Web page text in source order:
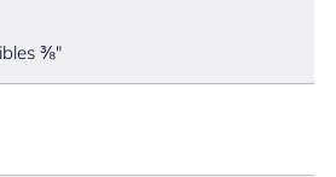
⅜"